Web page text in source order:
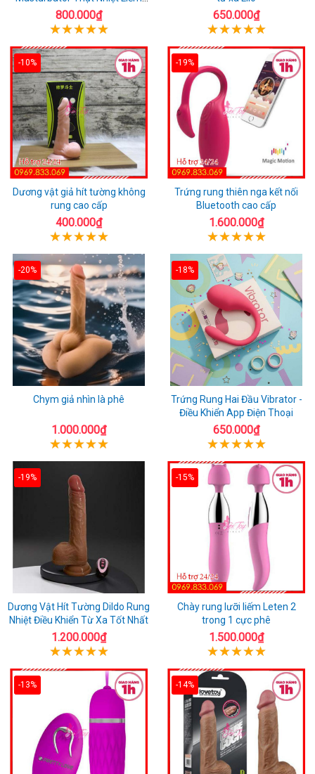
Rung
800.000₫ 650.000₫
-10%
Dương vật giả hít tường không
rung cao cấp
400.000₫
-19%
Trứng rung thiên nga kết nối
Bluetooth cao cấp
1.600.000₫
-20%
Chym giả nhìn là phê
1.000.000₫
-18%
Trứng Rung Hai Đầu Vibrator -
Điều Khiển App Điện Thoại
650.000₫
-19%
Dương Vật Hít Tường Dildo Rung
Nhiệt Điều Khiển Từ Xa Tốt Nhất
1.200.000₫
-15%
Chày rung lưỡi liếm Leten 2
trong 1 cực phê
1.500.000₫
-13% -14%